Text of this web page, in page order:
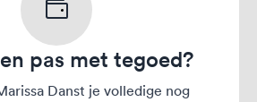
pas met tegoed?
Danst je volledige nog